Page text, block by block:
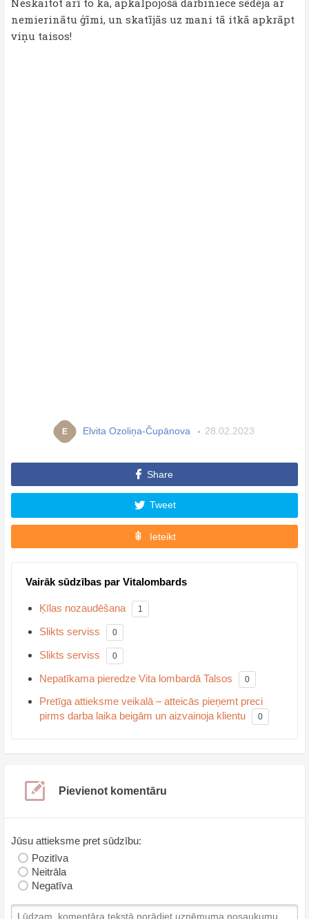
Neskaitot arī to ka, apkalpojošā darbiniece sēdēja ar
nemierinātu ģīmi, un skatījās uz mani tā itkā apkrāpt
viņu taisos!
E Elvita Ozoliņa-Čupānova 28.02.2023
Share
Tweet
Ieteikt
Vairāk sūdzības par Vitalombards
Ķīlas nozaudēšana 1
Slikts serviss 0
Slikts serviss 0
Nepatīkama pieredze Vita lombardā Talsos 0
Pretīga attieksme veikalā – atteicās pieņemt preci
pirms darba laika beigām un aizvainoja klientu
0
Pievienot komentāru
Jūsu attieksme pret sūdzību:
Pozitīva
Neitrāla
Negatīva